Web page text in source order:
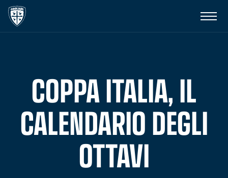
COPPA ITALIA, IL
CALENDARIO DEGLI
OTTAVI